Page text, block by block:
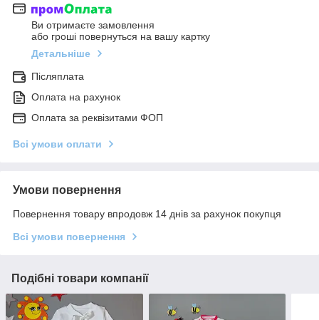
Ви отримаєте замовлення
або гроші повернуться на вашу картку
Детальніше
Післяплата
Оплата на рахунок
Оплата за реквізитами ФОП
Всі умови оплати
Умови повернення
Повернення товару впродовж 14 днів за рахунок покупця
Всі умови повернення
Подібні товари компанії